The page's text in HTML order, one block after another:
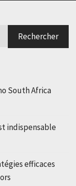
South Africa
indispensable
efficaces